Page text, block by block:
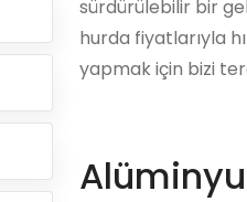
sürdürülebilir bir
hurda fiyatlarıyla
yapmak için bizi